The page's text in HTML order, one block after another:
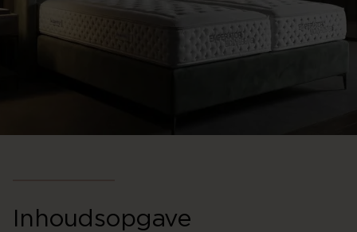
Inhoudsopgave